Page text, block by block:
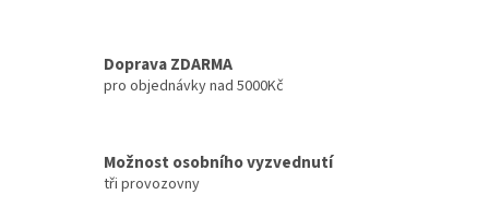
Doprava ZDARMA
pro objednávky nad 5000Kč
Možnost osobního vyzvednutí
tři provozovny